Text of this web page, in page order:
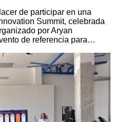
de participar en una
Summit, celebrada
por Aryan
de referencia para…